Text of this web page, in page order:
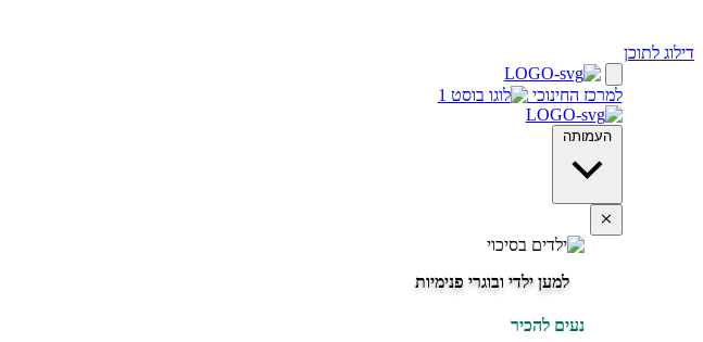
דילוג לתוכן
למרכז החינוכי
העמותה
למען ילדי ובוגרי פנימיות
נעים להכיר